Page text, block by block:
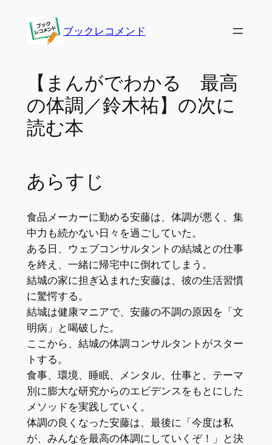
ブックレコメンド
【まんがでわかる 最高
の体調／鈴木祐】の次に
読む本
あらすじ
食品メーカーに勤める安藤は、体調が悪く、集
中力も続かない日々を過ごしていた。
ある日、ウェブコンサルタントの結城との仕事
を終え、一緒に帰宅中に倒れてしまう。
結城の家に担ぎ込まれた安藤は、彼の生活習慣
に驚愕する。
結城は健康マニアで、安藤の不調の原因を「文
明病」と喝破した。
ここから、結城の体調コンサルタントがスター
トする。
食事、環境、睡眠、メンタル、仕事と、テーマ
別に膨大な研究からのエビデンスをもとにした
メソッドを実践していく。
体調の良くなった安藤は、最後に「今度は私
が、みんなを最高の体調にしていくぞ！」と決